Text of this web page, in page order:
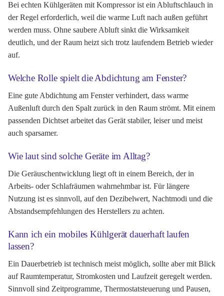
Bei echten Kühlgeräten mit Kompressor ist ein Abluftschlauch in
der Regel erforderlich, weil die warme Luft nach außen geführt
werden muss. Ohne saubere Abluft sinkt die Wirksamkeit
deutlich, und der Raum heizt sich trotz laufendem Betrieb wieder
auf.
Welche Rolle spielt die Abdichtung am Fenster?
Eine gute Abdichtung am Fenster verhindert, dass warme
Außenluft durch den Spalt zurück in den Raum strömt. Mit einem
passenden Dichtset arbeitet das Gerät stabiler, leiser und meist
auch sparsamer.
Wie laut sind solche Geräte im Alltag?
Die Geräuschentwicklung liegt oft in einem Bereich, der in
Arbeits- oder Schlafräumen wahrnehmbar ist. Für längere
Nutzung ist es sinnvoll, auf den Dezibelwert, Nachtmodi und die
Abstandsempfehlungen des Herstellers zu achten.
Kann ich ein mobiles Kühlgerät dauerhaft laufen
lassen?
Ein Dauerbetrieb ist technisch meist möglich, sollte aber mit Blick
auf Raumtemperatur, Stromkosten und Laufzeit geregelt werden.
Sinnvoll sind Zeitprogramme, Thermostatsteuerung und Pausen,